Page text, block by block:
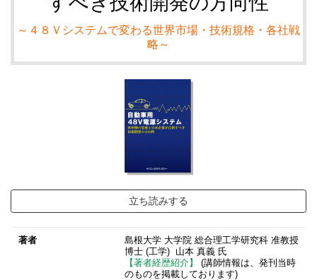
～４８Ｖシステムで変わる世界市場・技術規格・各社戦
略～
立ち読みする
著者
島根大学 大学院 総合理工学研究科 准教授
博士 (工学)
山本 真義 氏
【著者経歴紹介】
(講師情報は、発刊当時
のものを掲載しております)